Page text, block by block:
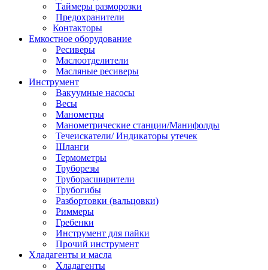
Таймеры разморозки
Предохранители
Контакторы
Емкостное оборудование
Ресиверы
Маслоотделители
Масляные ресиверы
Инструмент
Вакуумные насосы
Весы
Манометры
Манометрические станции/Манифолды
Течеискатели/ Индикаторы утечек
Шланги
Термометры
Труборезы
Труборасширители
Трубогибы
Разбортовки (вальцовки)
Риммеры
Гребенки
Инструмент для пайки
Прочий инструмент
Хладагенты и масла
Хладагенты